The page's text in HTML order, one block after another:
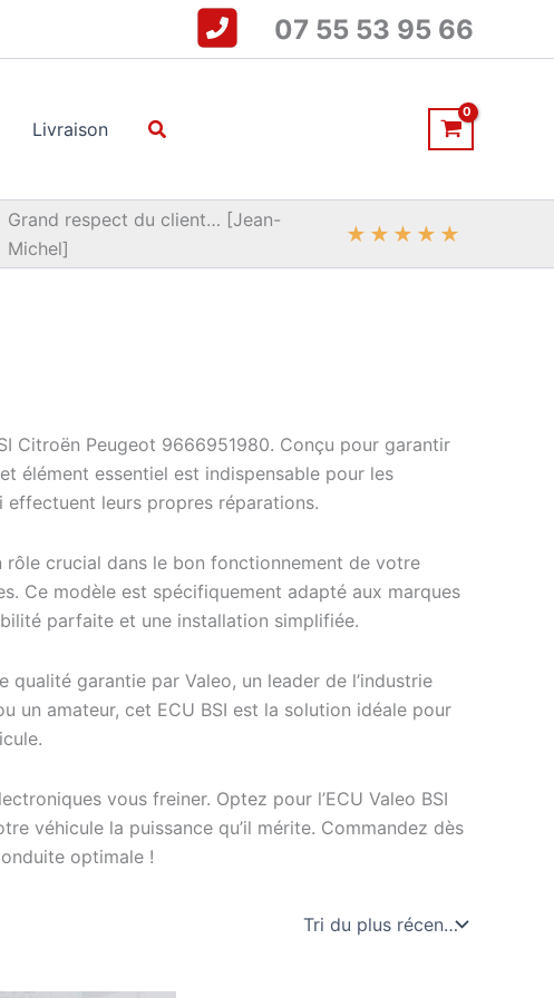
07 55 53 95 66
Livraison Rechercher
Grand respect du client… [Jean-
Michel]
★ ★ ★ ★ ★
Citroën Peugeot 9666951980. Conçu pour garantir
élément essentiel est indispensable pour les
effectuent leurs propres réparations.
rôle crucial dans le bon fonctionnement de votre
Ce modèle est spécifiquement adapté aux marques
parfaite et une installation simplifiée.
qualité garantie par Valeo, un leader de l’industrie
un amateur, cet ECU BSI est la solution idéale pour
vous freiner. Optez pour l’ECU Valeo BSI
véhicule la puissance qu’il mérite. Commandez dès
optimale !